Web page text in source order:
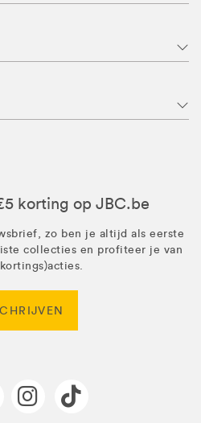
korting op JBC.be
zo ben je altijd als eerste
collecties en profiteer je van